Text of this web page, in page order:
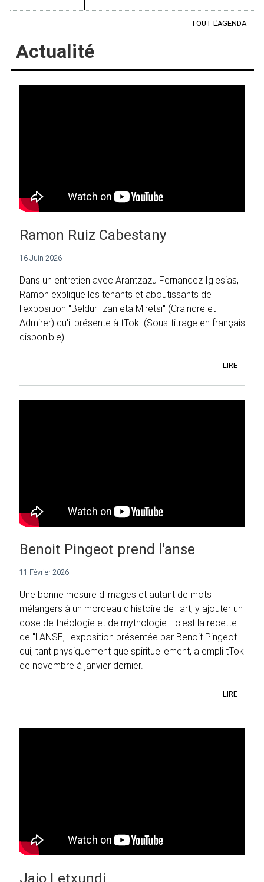
TOUT L'AGENDA
Actualité
Ramon Ruiz Cabestany
16 Juin 2026
Dans un entretien avec Arantzazu Fernandez Iglesias,
Ramon explique les tenants et aboutissants de
l'exposition "Beldur Izan eta Miretsi" (Craindre et
Admirer) qu'il présente à tTok. (Sous-titrage en français
disponible)
LIRE
Benoit Pingeot prend l'anse
11 Février 2026
Une bonne mesure d'images et autant de mots
mélangers à un morceau d'histoire de l'art; y ajouter un
dose de théologie et de mythologie… c'est la recette
de "L'ANSE, l'exposition présentée par Benoit Pingeot
qui, tant physiquement que spirituellement, a empli tTok
de novembre à janvier dernier.
LIRE
Jaio Letxundi